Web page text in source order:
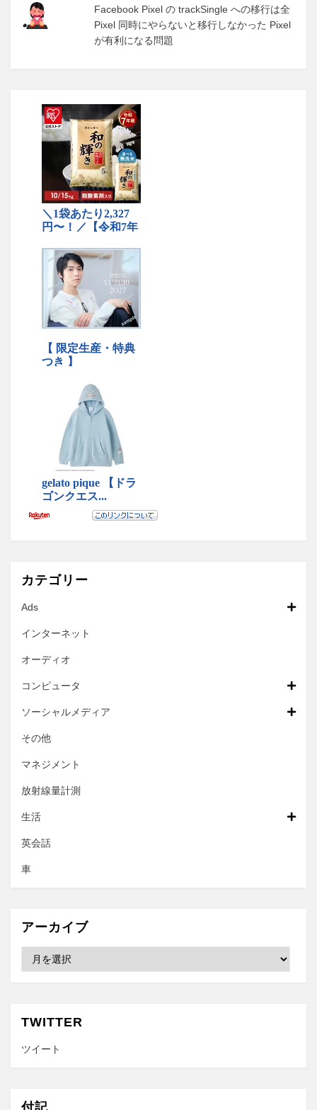
Facebook Pixel の trackSingle への移行は全
Pixel 同時にやらないと移行しなかった Pixel
が有利になる問題
カテゴリー
Ads
インターネット
オーディオ
コンピュータ
ソーシャルメディア
その他
マネジメント
放射線量計測
生活
英会話
車
アーカイブ
ブ
TWITTER
ツイート
付記